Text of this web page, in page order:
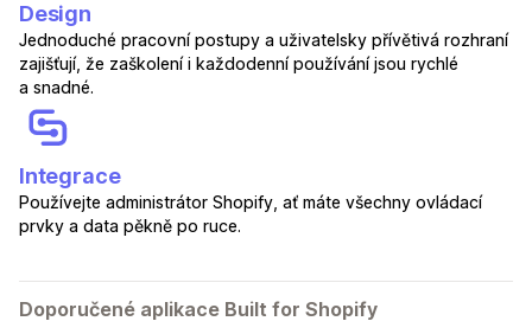
Design
Jednoduché pracovní postupy a uživatelsky přívětivá rozhraní
zajišťují, že zaškolení i každodenní používání jsou rychlé
a snadné.
Integrace
Používejte administrátor Shopify, ať máte všechny ovládací
prvky a data pěkně po ruce.
Doporučené aplikace Built for Shopify